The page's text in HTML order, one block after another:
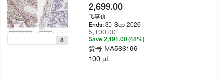
8
2,699.00
飞享价
Ends:30-Sep-2026
5,190.00
Save 2,491.00 (48%)
货号 MA566199
100 µL